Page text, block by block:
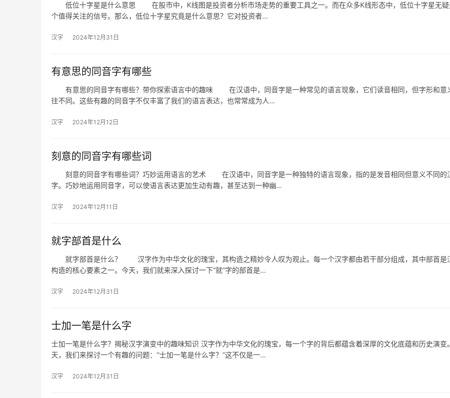
低位十字星是什么意思 在股市中，K线图是投资者分析市场走势的重要工具之一。而在众多K线形态中，低位十字星无疑
个值得关注的信号。那么，低位十字星究竟是什么意思？它对投资者…
汉字 2024年12月31日
有意思的同音字有哪些
有意思的同音字有哪些？带你探索语言中的趣味 在汉语中，同音字是一种常见的语言现象，它们读音相同，但字形和意
往不同。这些有趣的同音字不仅丰富了我们的语言表达，也常常成为人…
汉字 2024年12月12日
刻意的同音字有哪些词
刻意的同音字有哪些词？巧妙运用语言的艺术 在汉语中，同音字是一种独特的语言现象，指的是发音相同但意义不同的
字。巧妙地运用同音字，可以使语言表达更加生动有趣，甚至达到一种幽…
汉字 2024年12月11日
就字部首是什么
就字部首是什么？ 汉字作为中华文化的瑰宝，其构造之精妙令人叹为观止。每一个汉字都由若干部分组成，其中部首是
构造的核心要素之一。今天，我们就来深入探讨一下“就”字的部首是…
汉字 2024年12月31日
士加一笔是什么字
士加一笔是什么字？揭秘汉字演变中的趣味知识 汉字作为中华文化的瑰宝，每一个字的背后都蕴含着深厚的文化底蕴和历史演变
天，我们来探讨一个有趣的问题：“士加一笔是什么字？”这不仅是一…
汉字 2024年12月31日